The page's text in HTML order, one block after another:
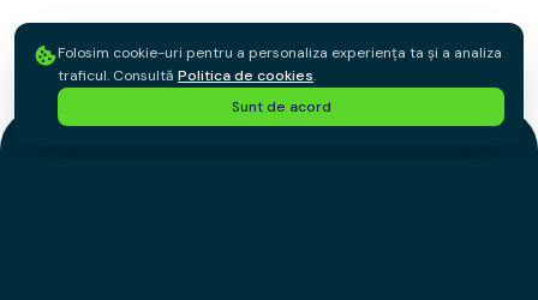
Acasă Magazine Otter
Folosim cookie-uri pentru a personaliza experiența ta și a analiza
traficul. Consultă Politica de cookies.
Sunt de acord